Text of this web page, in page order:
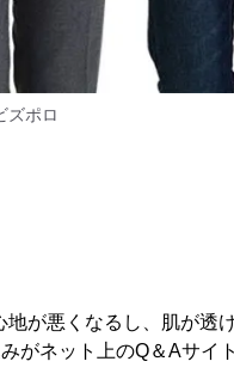
ズポロ
が悪くなるし、肌が透
がネット上のQ＆Aサイ